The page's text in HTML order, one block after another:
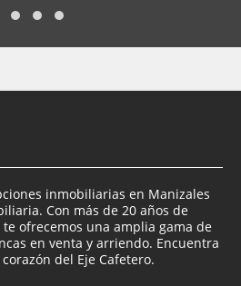
inmobiliarias en Manizales
Con más de 20 años de
ofrecemos una amplia gama de
en venta y arriendo. Encuentra
del Eje Cafetero.